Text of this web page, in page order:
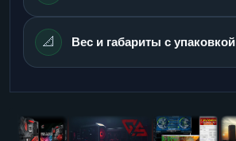
📐 Вес и габариты с упаковкой